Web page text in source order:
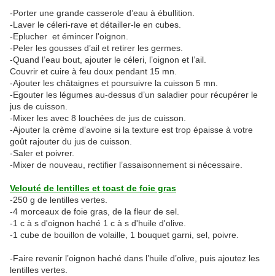
-Porter une grande casserole d’eau à ébullition.
-Laver le céleri-rave et détailler-le en cubes.
-Eplucher et émincer l'oignon.
-Peler les gousses d’ail et retirer les germes.
-Quand l’eau bout, ajouter le céleri, l’oignon et l’ail.
Couvrir et cuire à feu doux pendant 15 mn.
-Ajouter les châtaignes et poursuivre la cuisson 5 mn.
-Egouter les légumes au-dessus d’un saladier pour récupérer le
jus de cuisson.
-Mixer les avec 8 louchées de jus de cuisson.
-Ajouter la crème d’avoine si la texture est trop épaisse à votre
goût rajouter du jus de cuisson.
-Saler et poivrer.
-Mixer de nouveau, rectifier l’assaisonnement si nécessaire.
Velouté de lentilles et toast de foie gras
-250 g de lentilles vertes.
-4 morceaux de foie gras, de la fleur de sel.
-1 c à s d'oignon haché 1 c à s d'huile d'olive.
-1 cube de bouillon de volaille, 1 bouquet garni, sel, poivre.
-Faire revenir l’oignon haché dans l’huile d’olive, puis ajoutez les
lentilles vertes.